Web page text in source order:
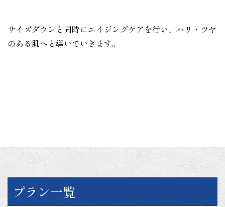
サイズダウンと同時にエイジングケアを行い、ハリ・ツヤ
のある肌へと導いていきます。
プラン一覧